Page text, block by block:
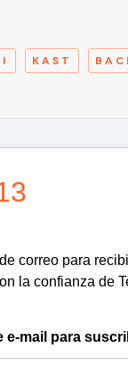
KAST
correo para
la confianza de
e-mail para